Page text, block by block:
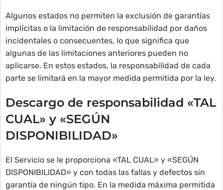
Algunos estados no permiten la exclusión de garantías
implícitas o la limitación de responsabilidad por daños
incidentales o consecuentes, lo que significa que
algunas de las limitaciones anteriores pueden no
aplicarse. En estos estados, la responsabilidad de cada
parte se limitará en la mayor medida permitida por la ley.
Descargo de responsabilidad «TAL
CUAL» y «SEGÚN
DISPONIBILIDAD»
El Servicio se le proporciona «TAL CUAL» y «SEGÚN
DISPONIBILIDAD» y con todas las fallas y defectos sin
garantía de ningún tipo. En la medida máxima permitida